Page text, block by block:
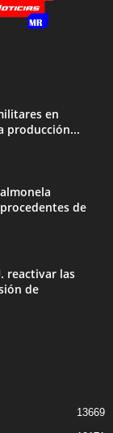
en
producción...
de
reactivar las
de
13669